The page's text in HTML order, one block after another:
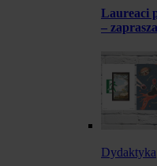
Laureaci
–
Dydaktyka